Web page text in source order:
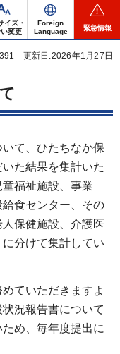
イズ・
変更
Foreign
Language
緊急情報
更新日:2026年1月27日
て、ひたちなか保
た結果を集計いた
福祉施設、事業
食センター、その
保健施設、介護医
分けて集計してい
ていただきますよ
況報告書について
め、毎年度提出に